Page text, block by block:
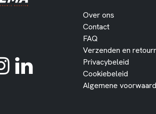
Over ons
Contact
FAQ
Verzenden en
Privacybeleid
Cookiebeleid
Algemene